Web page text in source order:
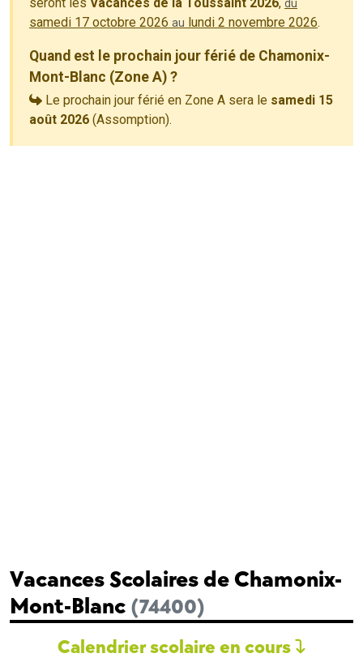
du
samedi 17 octobre 2026 au lundi 2 novembre 2026.
Quand est le prochain jour férié de Chamonix-
Mont-Blanc (Zone A) ?
Le prochain jour férié en Zone A sera le samedi 15
août 2026 (Assomption).
Vacances Scolaires de Chamonix-
Mont-Blanc (74400)
Calendrier scolaire en cours